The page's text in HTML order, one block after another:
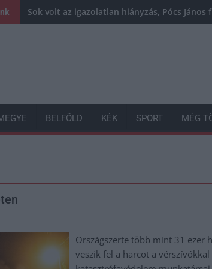
Sok volt az igazolatlan hiányzás, Pócs
BELFÖLD KÉK SPORT MÉG
Országszerte több mint 31 ezer
veszik fel a harcot a vérszívókkal